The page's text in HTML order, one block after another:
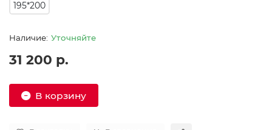
195*200
Уточняйте
31 200 р.
В корзину